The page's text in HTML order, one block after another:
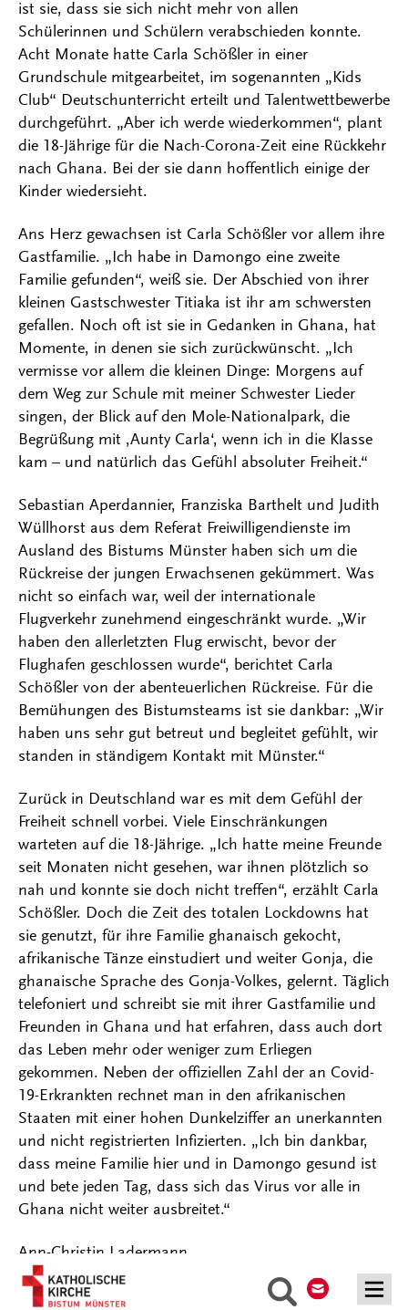
Suche
ist sie, dass sie sich nicht mehr von allen
Schülerinnen und Schülern verabschieden konnte.
Acht Monate hatte Carla Schößler in einer
Grundschule mitgearbeitet, im sogenannten „Kids
Club“ Deutschunterricht erteilt und Talentwettbewerbe
durchgeführt. „Aber ich werde wiederkommen“, plant
die 18-Jährige für die Nach-Corona-Zeit eine Rückkehr
nach Ghana. Bei der sie dann hoffentlich einige der
Kinder wiedersieht.
Ans Herz gewachsen ist Carla Schößler vor allem ihre
Gastfamilie. „Ich habe in Damongo eine zweite
Familie gefunden“, weiß sie. Der Abschied von ihrer
kleinen Gastschwester Titiaka ist ihr am schwersten
gefallen. Noch oft ist sie in Gedanken in Ghana, hat
Momente, in denen sie sich zurückwünscht. „Ich
vermisse vor allem die kleinen Dinge: Morgens auf
dem Weg zur Schule mit meiner Schwester Lieder
singen, der Blick auf den Mole-Nationalpark, die
Begrüßung mit ‚Aunty Carla‘, wenn ich in die Klasse
kam – und natürlich das Gefühl absoluter Freiheit.“
Sebastian Aperdannier, Franziska Barthelt und Judith
Wüllhorst aus dem Referat Freiwilligendienste im
Ausland des Bistums Münster haben sich um die
Rückreise der jungen Erwachsenen gekümmert. Was
nicht so einfach war, weil der internationale
Flugverkehr zunehmend eingeschränkt wurde. „Wir
haben den allerletzten Flug erwischt, bevor der
Flughafen geschlossen wurde“, berichtet Carla
Schößler von der abenteuerlichen Rückreise. Für die
Bemühungen des Bistumsteams ist sie dankbar: „Wir
haben uns sehr gut betreut und begleitet gefühlt, wir
standen in ständigem Kontakt mit Münster.“
Zurück in Deutschland war es mit dem Gefühl der
Freiheit schnell vorbei. Viele Einschränkungen
warteten auf die 18-Jährige. „Ich hatte meine Freunde
seit Monaten nicht gesehen, war ihnen plötzlich so
nah und konnte sie doch nicht treffen“, erzählt Carla
Schößler. Doch die Zeit des totalen Lockdowns hat
sie genutzt, für ihre Familie ghanaisch gekocht,
afrikanische Tänze einstudiert und weiter Gonja, die
ghanaische Sprache des Gonja-Volkes, gelernt. Täglich
telefoniert und schreibt sie mit ihrer Gastfamilie und
Freunden in Ghana und hat erfahren, dass auch dort
das Leben mehr oder weniger zum Erliegen
gekommen. Neben der offiziellen Zahl der an Covid-
19-Erkrankten rechnet man in den afrikanischen
Staaten mit einer hohen Dunkelziffer an unerkannten
und nicht registrierten Infizierten. „Ich bin dankbar,
dass meine Familie hier und in Damongo gesund ist
und bete jeden Tag, dass sich das Virus vor alle in
Ghana nicht weiter ausbreitet.“
Ann-Christin Ladermann